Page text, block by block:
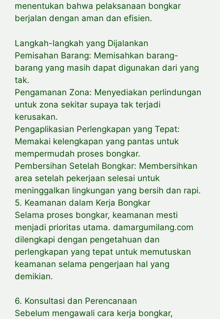
menentukan bahwa pelaksanaan bongkar
berjalan dengan aman dan efisien.
Langkah-langkah yang Dijalankan
Pemisahan Barang: Memisahkan barang-
barang yang masih dapat digunakan dari yang
tak.
Pengamanan Zona: Menyediakan perlindungan
untuk zona sekitar supaya tak terjadi
kerusakan.
Pengaplikasian Perlengkapan yang Tepat:
Memakai kelengkapan yang pantas untuk
mempermudah proses bongkar.
Pembersihan Setelah Bongkar: Membersihkan
area setelah pekerjaan selesai untuk
meninggalkan lingkungan yang bersih dan rapi.
5. Keamanan dalam Kerja Bongkar
Selama proses bongkar, keamanan mesti
menjadi prioritas utama. damargumilang.com
dilengkapi dengan pengetahuan dan
perlengkapan yang tepat untuk memutuskan
keamanan selama pengerjaan hal yang
demikian.
6. Konsultasi dan Perencanaan
Sebelum mengawali cara kerja bongkar,